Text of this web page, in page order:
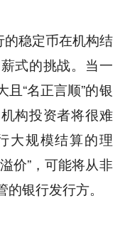
稳定币在机构结
式的挑战。当一
“名正言顺”的银
构投资者将很难
大规模结算的理
价”，可能将从非
银行发行方。